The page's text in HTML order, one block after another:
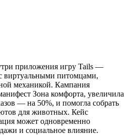
приложения игру Tails —
виртуальными питомцами,
механикой. Кампания
Зона комфорта, увеличила
— на 50%, и помогла собрать
для животных. Кейс
может одновременно
и социальное влияние.